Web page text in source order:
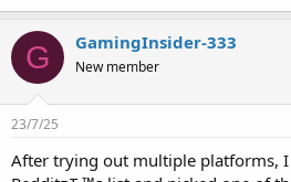
G GamingInsider-333
New member
23/7/25
After trying out multiple platforms, I